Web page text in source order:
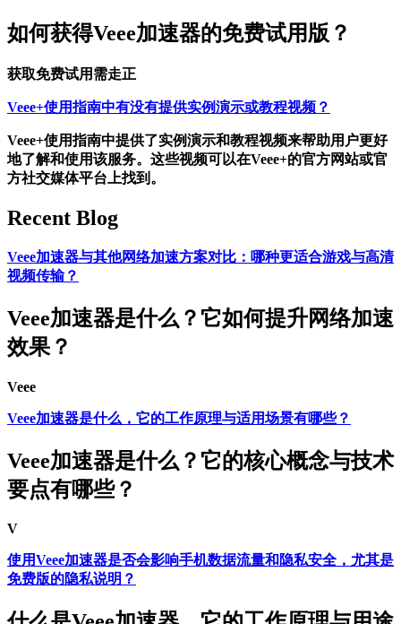
如何获得Veee加速器的免费试用版？
获取免费试用需走正
Veee+使用指南中有没有提供实例演示或教程视频？
Veee+使用指南中提供了实例演示和教程视频来帮助用户更好
地了解和使用该服务。这些视频可以在Veee+的官方网站或官
方社交媒体平台上找到。
Recent Blog
Veee加速器与其他网络加速方案对比：哪种更适合游戏与高清
视频传输？
Veee加速器是什么？它如何提升网络加速
效果？
Veee
Veee加速器是什么，它的工作原理与适用场景有哪些？
Veee加速器是什么？它的核心概念与技术
要点有哪些？
V
使用Veee加速器是否会影响手机数据流量和隐私安全，尤其是
免费版的隐私说明？